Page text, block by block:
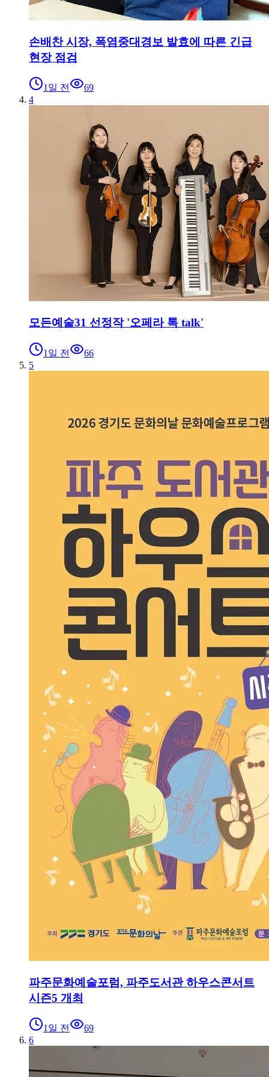
손배찬 시장, 폭염중대경보 발효에 따른 긴급
현장 점검
1일 전
69
4
모든예술31 선정작 '오페라 톡 talk'
1일 전
66
5
파주문화예술포럼, 파주도서관 하우스콘서트
시즌5 개최
1일 전
69
6